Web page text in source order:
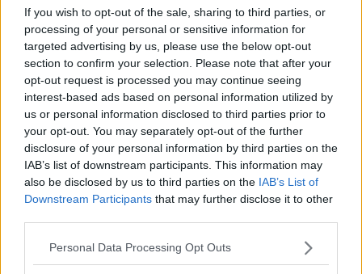
If you wish to opt-out of the sale, sharing to third parties, or
processing of your personal or sensitive information for
targeted advertising by us, please use the below opt-out
section to confirm your selection. Please note that after your
opt-out request is processed you may continue seeing
interest-based ads based on personal information utilized by
us or personal information disclosed to third parties prior to
your opt-out. You may separately opt-out of the further
disclosure of your personal information by third parties on the
IAB’s list of downstream participants. This information may
also be disclosed by us to third parties on the IAB’s List of
Downstream Participants that may further disclose it to other
Personal Data Processing Opt Outs
är väl dessutom knappt någon som kollar på reklam på tv alls
numera.
2026-06-02, 08:02
Finurlig34
Medlem
Reg: Dec 2016
Inlägg: 297
Avskyr icas barnsliga töntreklam. Gillar inte ica överlag. Deras
produkter som de späder ut och gör sämre skriver ica på och
säljer nån krona billigare än gamla hederliga märken. Köpte deras
pesto t ex, herregud vilken rinnande sörja. Reklamen får mig att
handla ännu mindre där, den är så pinsamt dålig.